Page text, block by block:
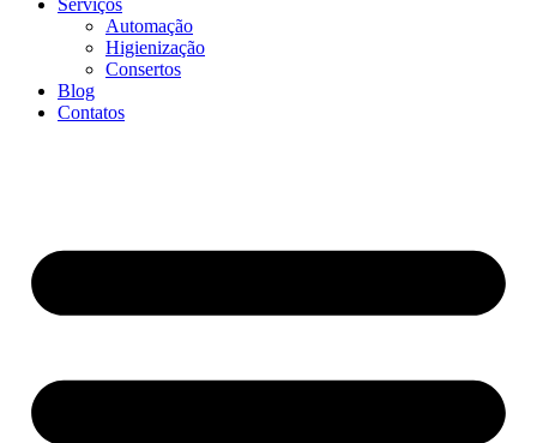
Serviços
Automação
Higienização
Consertos
Blog
Contatos